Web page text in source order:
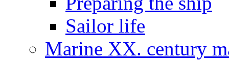
Sailor life
Marine XX. century